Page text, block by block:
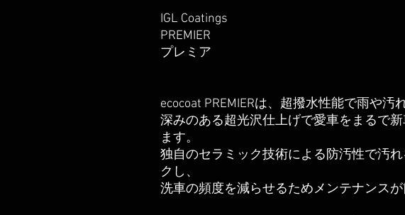
IGL Coatings
PREMIER
プレミア
ecocoat PREMIERは、超撥水性能で雨や汚
深みのある超光沢仕上げで愛車をまるで
ます。
独自のセラミック技術による防汚性で汚
クし、
洗車の頻度を減らせるためメンテナンスが